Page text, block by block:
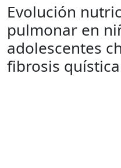
Evolución
pulmonar en
adolescentes
fibrosis quística